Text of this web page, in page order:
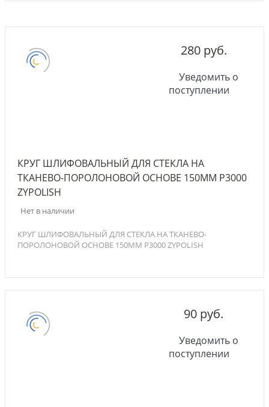
280 руб.
Уведомить о
поступлении
КРУГ ШЛИФОВАЛЬНЫЙ ДЛЯ СТЕКЛА НА
ТКАНЕВО-ПОРОЛОНОВОЙ ОСНОВЕ 150ММ P3000
ZYPOLISH
Нет в наличии
КРУГ ШЛИФОВАЛЬНЫЙ ДЛЯ СТЕКЛА НА ТКАНЕВО-
ПОРОЛОНОВОЙ ОСНОВЕ 150ММ P3000 ZYPOLISH
90 руб.
Уведомить о
поступлении